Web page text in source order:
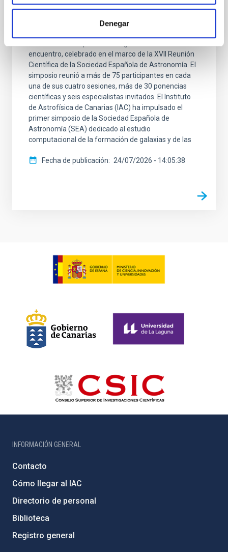
Denegar
la formación de galaxias
La investigadora del Instituto de Astrofísica de
encuentro, celebrado en el marco de la XVII Reunión
Científica de la Sociedad Española de Astronomía. El
simposio reunió a más de 75 participantes en cada
una de sus cuatro sesiones, más de 30 ponencias
científicas y seis especialistas invitados. El Instituto
de Astrofísica de Canarias (IAC) ha impulsado el
primer simposio de la Sociedad Española de
Astronomía (SEA) dedicado al estudio
computacional de la formación de galaxias y de las
Fecha de publicación 24/07/2026 - 14:05:38
INFORMACIÓN GENERAL
Contacto
Cómo llegar al IAC
Directorio de personal
Biblioteca
Registro general